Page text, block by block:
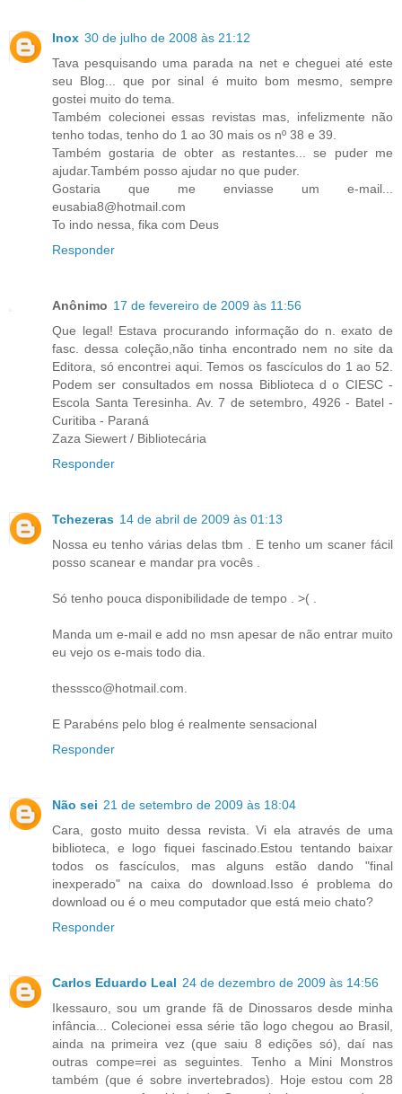
Inox 30 de julho de 2008 às 21:12
Tava pesquisando uma parada na net e cheguei até este
seu Blog... que por sinal é muito bom mesmo, sempre
gostei muito do tema.
Também colecionei essas revistas mas, infelizmente não
tenho todas, tenho do 1 ao 30 mais os nº 38 e 39.
Também gostaria de obter as restantes... se puder me
ajudar.Também posso ajudar no que puder.
Gostaria que me enviasse um e-mail...
eusabia8@hotmail.com
To indo nessa, fika com Deus
Responder
Anônimo 17 de fevereiro de 2009 às 11:56
Que legal! Estava procurando informação do n. exato de
fasc. dessa coleção,não tinha encontrado nem no site da
Editora, só encontrei aqui. Temos os fascículos do 1 ao 52.
Podem ser consultados em nossa Biblioteca d o CIESC -
Escola Santa Teresinha. Av. 7 de setembro, 4926 - Batel -
Curitiba - Paraná
Zaza Siewert / Bibliotecária
Responder
Tchezeras 14 de abril de 2009 às 01:13
Nossa eu tenho várias delas tbm . E tenho um scaner fácil
posso scanear e mandar pra vocês .
Só tenho pouca disponibilidade de tempo . >( .
Manda um e-mail e add no msn apesar de não entrar muito
eu vejo os e-mais todo dia.
thesssco@hotmail.com.
E Parabéns pelo blog é realmente sensacional
Responder
Não sei 21 de setembro de 2009 às 18:04
Cara, gosto muito dessa revista. Vi ela através de uma
biblioteca, e logo fiquei fascinado.Estou tentando baixar
todos os fascículos, mas alguns estão dando "final
inexperado" na caixa do download.Isso é problema do
download ou é o meu computador que está meio chato?
Responder
Carlos Eduardo Leal 24 de dezembro de 2009 às 14:56
Ikessauro, sou um grande fã de Dinossaros desde minha
infância... Colecionei essa série tão logo chegou ao Brasil,
ainda na primeira vez (que saiu 8 edições só), daí nas
outras compe=rei as seguintes. Tenho a Mini Monstros
também (que é sobre invertebrados). Hoje estou com 28